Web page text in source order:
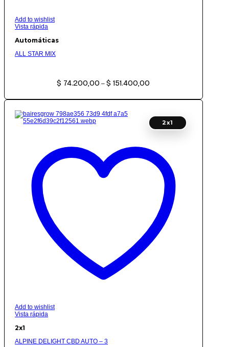
Add to wishlist
Vista rápida
Automáticas
ALL STAR MIX
$ 74.200,00 – $ 151.400,00
$ 151.400,00
2x1
Add to wishlist
Vista rápida
2x1
ALPINE DELIGHT CBD AUTO – 3